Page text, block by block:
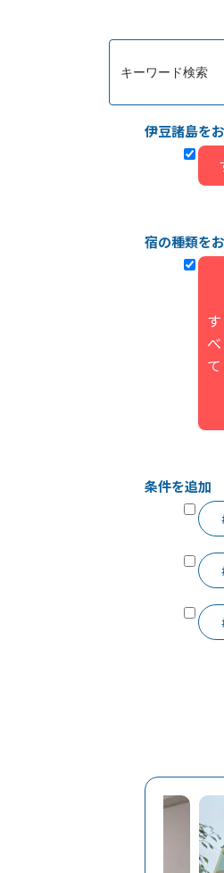
伊豆諸島を
宿の種類を
す
べ
て
条件を追加